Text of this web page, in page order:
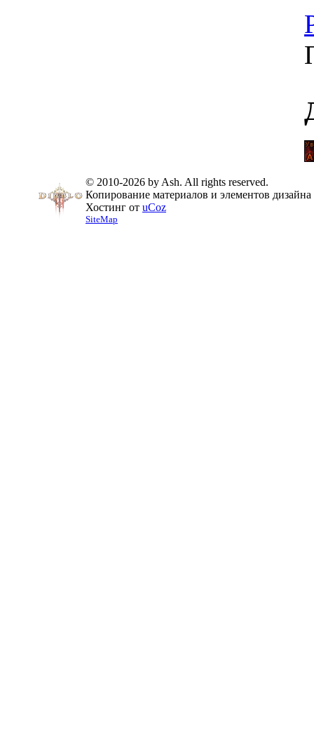
© 2010-2026 by Ash. All rights reserved.
Копирование материалов и элементов
Хостинг от uCoz
SiteMap